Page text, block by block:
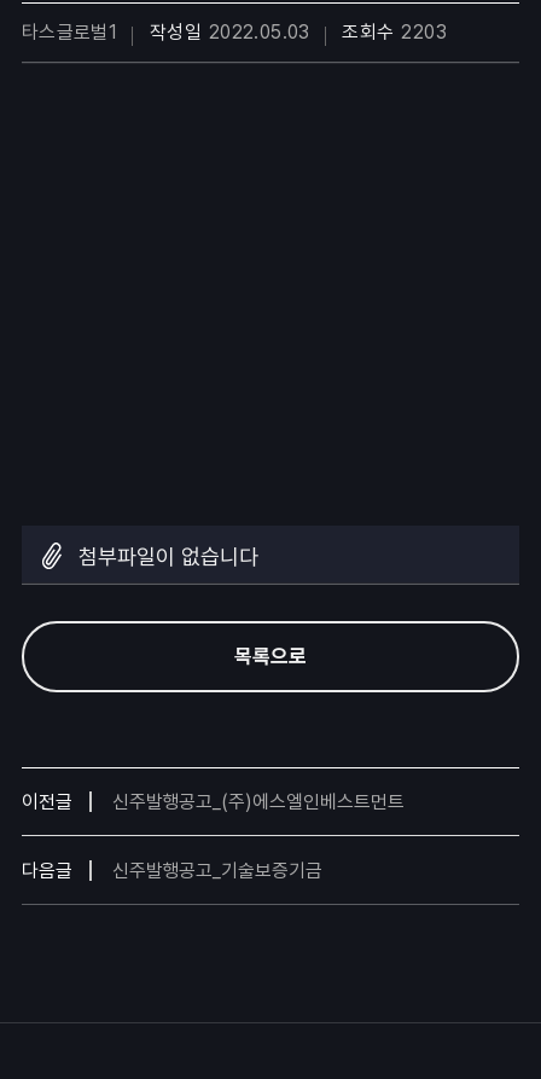
타스글로벌1 작성일 2022.05.03 조회수 2203
첨부파일이 없습니다
목록으로
이전글 신주발행공고_(주)에스엘인베스트먼트
다음글 신주발행공고_기술보증기금